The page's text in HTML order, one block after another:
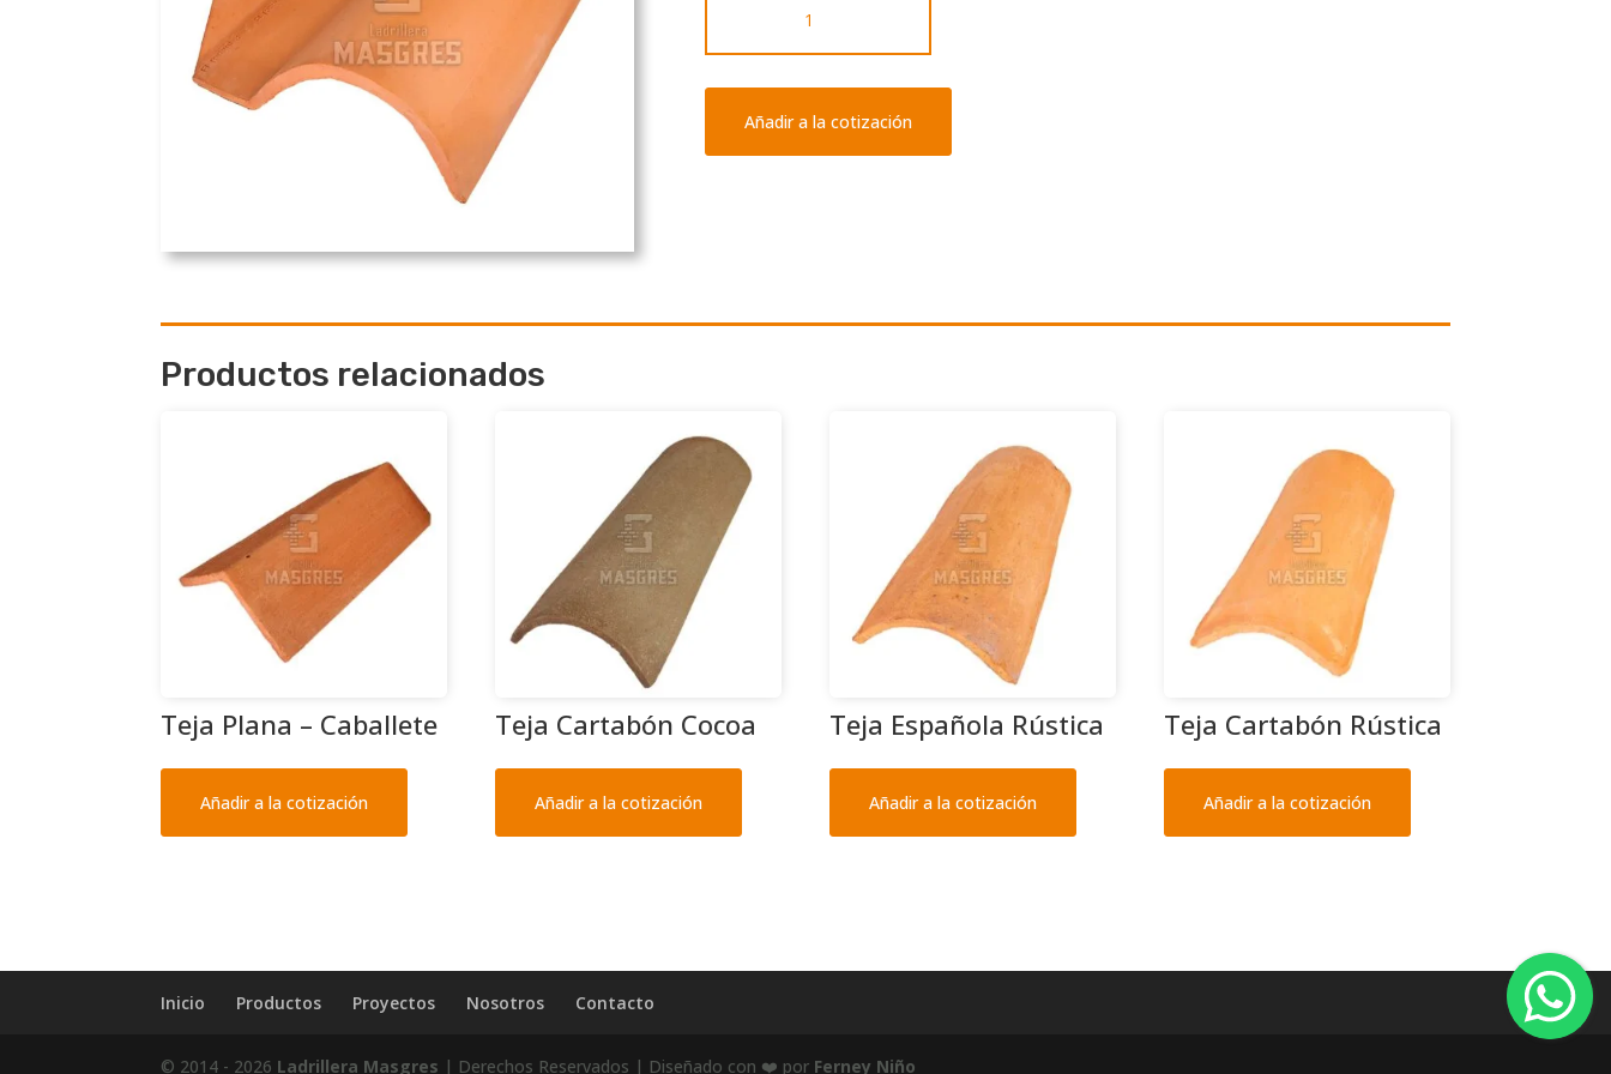
S
cantidad
Añadir a la cotización
Productos relacionados
Teja Plana – Caballete
Añadir a la cotización
Teja Cartabón Cocoa
Añadir a la cotización
Teja Española Rústica
Añadir a la cotización
Teja Cartabón Rústica
Añadir a la cotización
Inicio Productos Proyectos Nosotros Contacto
© 2014 - 2026 Ladrillera Masgres | Derechos Reservados | Diseñado con ❤️ por Ferney Niño